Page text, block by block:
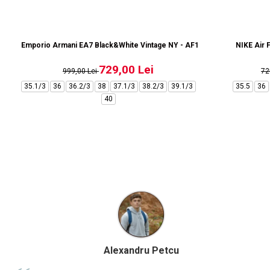
Emporio Armani EA7 Black&White Vintage NY - AF18609-7X000541-
999,00 Lei729,00 Lei
35.1/3 36 36.2/3 38 37.1/3 38.2/3
39.1/3
40
NIKE Air
35.5 36